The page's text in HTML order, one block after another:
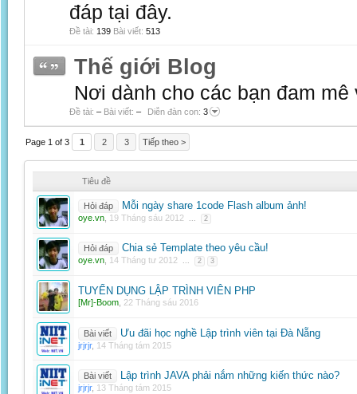
đáp tại đây.
Đề tài: 139 Bài viết: 513
Thế giới Blog
Nơi dành cho các bạn đam
Đề tài: – Bài viết: – Diễn đàn con: 3
Page 1 of 3 1 2 3 Tiếp theo >
Tiêu đề
Hỏi đáp Mỗi ngày share 1code Flash album ảnh!
oye.vn 19 Tháng sáu 2012 ... 2
Hỏi đáp Chia sẻ Template theo yêu cầu!
oye.vn 14 Tháng tư 2012 ... 2 3
TUYỂN DỤNG LẬP TRÌNH VIÊN PHP
[Mr]-Boom 22 Tháng sáu 2016
Bài viết Ưu đãi học nghề Lập trình viên tại Đà Nẵng
jrjrjr, 14 Tháng tám 2015
Bài viết Lập trình JAVA phải nắm những kiến thức nào?
jrjrjr, 13 Tháng tám 2015